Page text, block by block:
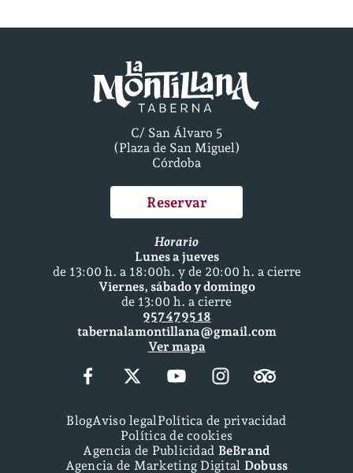
C/ San Álvaro 5
(Plaza de San Miguel)
Córdoba
Reservar
Horario
Lunes a jueves
de 13:00 h. a 18:00h. y de 20:00 h. a cierre
Viernes, sábado y domingo
de 13:00 h. a cierre
957 47 95 18
tabernalamontillana@gmail.com
Ver mapa
BlogAviso legalPolítica de privacidad
Política de cookies
Agencia de Publicidad BeBrand
Agencia de Marketing Digital Dobuss